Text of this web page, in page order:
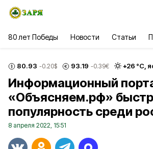
80 лет Победы Новости Статьи
80.93 -0.20$ 93.19 -0.39€ +26 °С,
Информационный
«Объясняем.рф»
популярность среди
8 апреля 2022, 15:51